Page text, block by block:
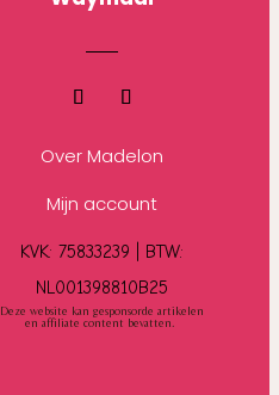
Over Madelon
Mijn account
KVK: 75833239 | BTW:
NL001398810B25
Deze website kan gesponsorde artikelen
en affiliate content bevatten.